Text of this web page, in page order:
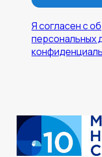
Я согласен с
персональных